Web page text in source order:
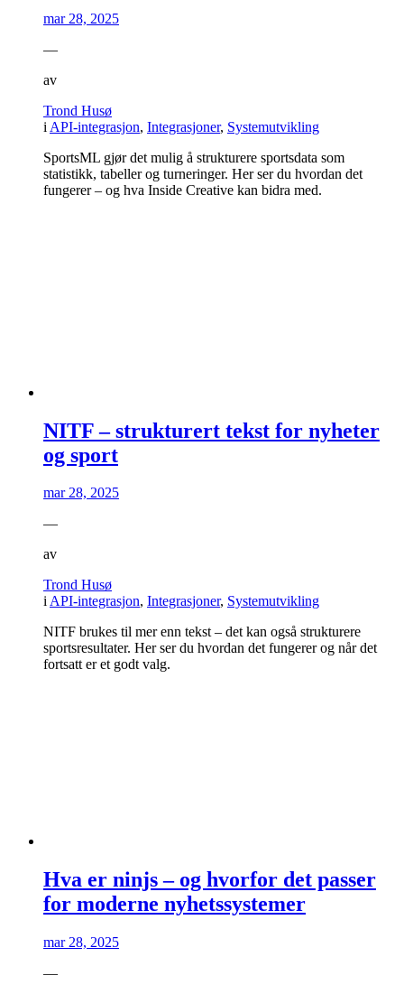
mar 28, 2025
—
av
Trond Husø
i API-integrasjon, Integrasjoner, Systemutvikling
SportsML gjør det mulig å strukturere sportsdata som
statistikk, tabeller og turneringer. Her ser du hvordan det
fungerer – og hva Inside Creative kan bidra med.
NITF – strukturert tekst for nyheter
og sport
mar 28, 2025
—
av
Trond Husø
iAPI-integrasjon, Integrasjoner, Systemutvikling
NITF brukes til mer enn tekst – det kan også strukturere
sportsresultater. Her ser du hvordan det fungerer og når det
fortsatt er et godt valg.
Hva er ninjs – og hvorfor det passer
for moderne nyhetssystemer
mar 28, 2025
—